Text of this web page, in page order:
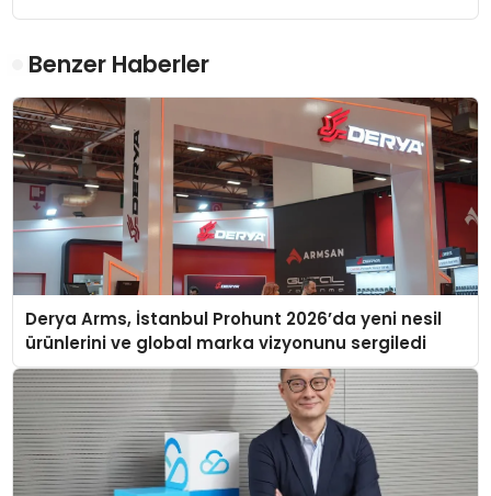
Benzer Haberler
Derya Arms, İstanbul Prohunt 2026’da yeni nesil
ürünlerini ve global marka vizyonunu sergiledi